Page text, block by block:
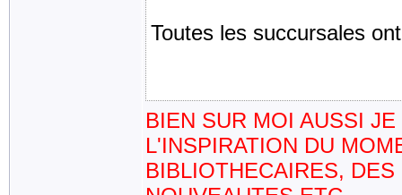
Toutes les succursales
BIEN SUR MOI AUSSI
L'INSPIRATION DU
BIBLIOTHECAIRES,